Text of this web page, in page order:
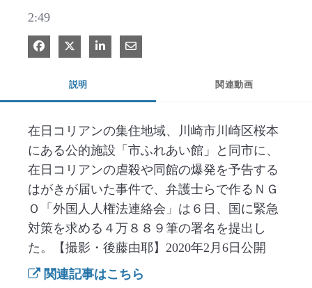
2:49
Facebook で共有
Xで共有する
LinkedIn で共有
電子メールで共有
説明 関連動画
在日コリアンの集住地域、川崎市川崎区桜本
にある公的施設「市ふれあい館」と同市に、
在日コリアンの虐殺や同館の爆発を予告する
はがきが届いた事件で、弁護士らで作るＮＧ
Ｏ「外国人人権法連絡会」は６日、国に緊急
対策を求める４万８８９筆の署名を提出し
た。【撮影・後藤由耶】2020年2月6日公開
関連記事はこちら